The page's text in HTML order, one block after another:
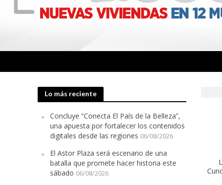
Lo más reciente
Concluye “Conecta El País de la Belleza”,
una apuesta por fortalecer los contenidos
digitales desde las regiones 06/08/2026
El Astor Plaza será escenario de una
batalla que promete hacer historia este
sábado 06/08/2026